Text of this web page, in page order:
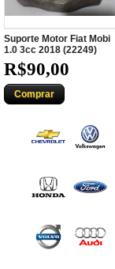
Suporte Motor Fiat Mobi
1.0 3cc 2018 (22249)
R$90,00
Comprar